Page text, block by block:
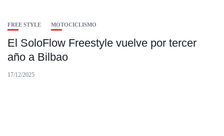
FREE STYLE MOTOCICLISMO
El SoloFlow Freestyle vuelve por tercer
año a Bilbao
17/12/2025